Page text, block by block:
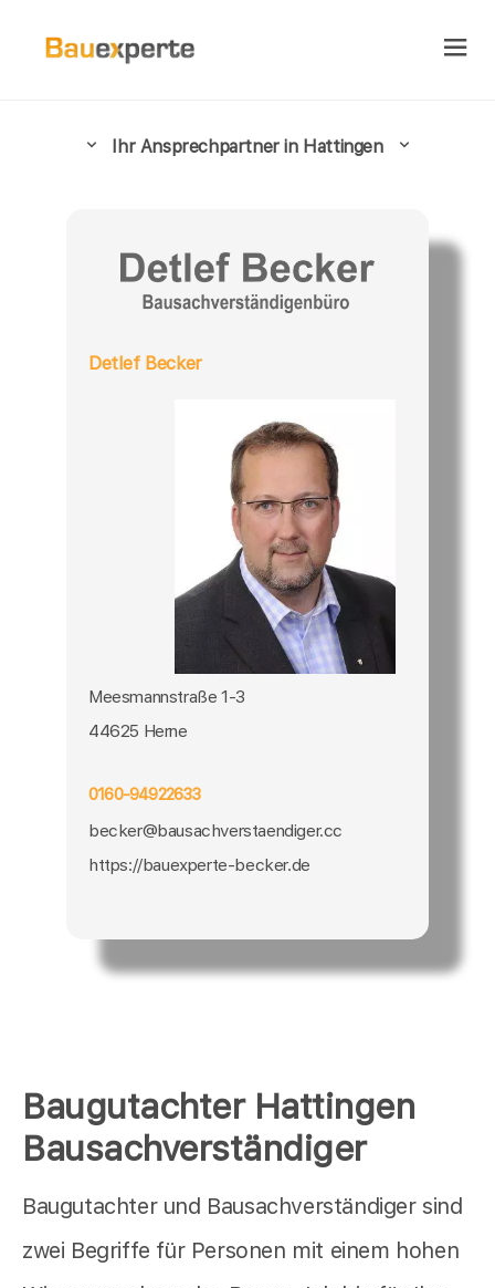
Baugutachter Hattingen
Bausachverständiger
Baugutachter und Bausachverständiger sind
zwei Begriffe für Personen mit einem hohen
Ihr Ansprechpartner in Hattingen
Detlef Becker
Meesmannstraße 1-3
44625 Herne
0160-94922633
becker@bausachverstaendiger.cc
https://bauexperte-becker.de